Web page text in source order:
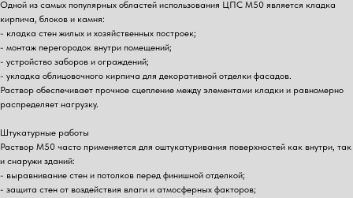
Одной из самых популярных областей использования ЦПС М50 является кладка
кирпича, блоков и камня:
- кладка стен жилых и хозяйственных построек;
- монтаж перегородок внутри помещений;
- устройство заборов и ограждений;
- укладка облицовочного кирпича для декоративной отделки фасадов.
Раствор обеспечивает прочное сцепление между элементами кладки и равномерно
распределяет нагрузку.
Штукатурные работы
Раствор М50 часто применяется для оштукатуривания поверхностей как внутри, так
и снаружи зданий:
- выравнивание стен и потолков перед финишной отделкой;
- защита стен от воздействия влаги и атмосферных факторов;